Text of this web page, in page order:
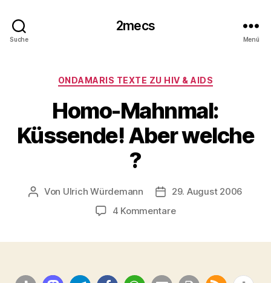
Suche
2mecs
Menü
Kategorien
ONDAMARIS TEXTE ZU HIV & AIDS
Homo-Mahnmal:
Küssende! Aber welche
?
Beitragsautor
Von Ulrich Würdemann Beitragsdatum
29. August 2006
4 Kommentarezu
welche